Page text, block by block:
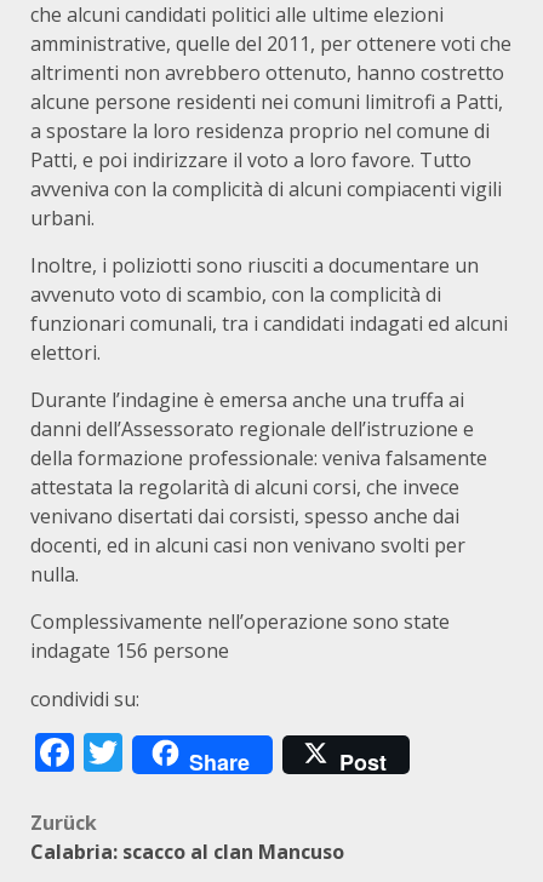
che alcuni candidati politici alle ultime elezioni
amministrative, quelle del 2011, per ottenere voti che
altrimenti non avrebbero ottenuto, hanno costretto
alcune persone residenti nei comuni limitrofi a Patti,
a spostare la loro residenza proprio nel comune di
Patti, e poi indirizzare il voto a loro favore. Tutto
avveniva con la complicità di alcuni compiacenti vigili
urbani.
Inoltre, i poliziotti sono riusciti a documentare un
avvenuto voto di scambio, con la complicità di
funzionari comunali, tra i candidati indagati ed alcuni
elettori.
Durante l’indagine è emersa anche una truffa ai
danni dell’Assessorato regionale dell’istruzione e
della formazione professionale: veniva falsamente
attestata la regolarità di alcuni corsi, che invece
venivano disertati dai corsisti, spesso anche dai
docenti, ed in alcuni casi non venivano svolti per
nulla.
Complessivamente nell’operazione sono state
indagate 156 persone
condividi su:
Facebook
Twitter
Share Post
Beitragsnavigation
Zurück
Calabria: scacco al clan Mancuso